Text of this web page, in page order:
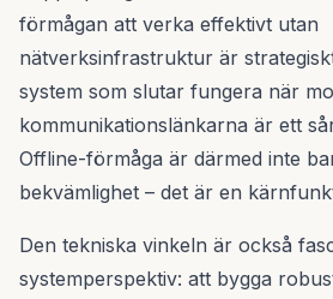
förmågan att verka effektivt utan
nätverksinfrastruktur är
system som slutar fungera när
kommunikationslänkarna är ett
Offline-förmåga är därmed inte
bekvämlighet – det är en
Den tekniska vinkeln är också
systemperspektiv: att bygga